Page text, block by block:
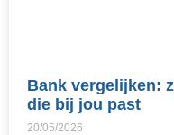
Bank vergelijken:
die bij jou past
20/05/2026